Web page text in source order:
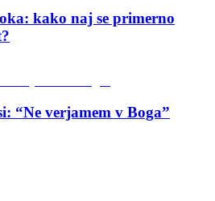
kako naj se primerno
“Ne verjamem v Boga”